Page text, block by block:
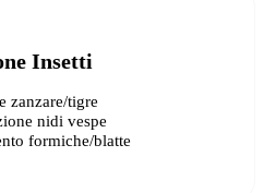
Insetti
zanzare/tigre
nidi vespe
formiche/blatte